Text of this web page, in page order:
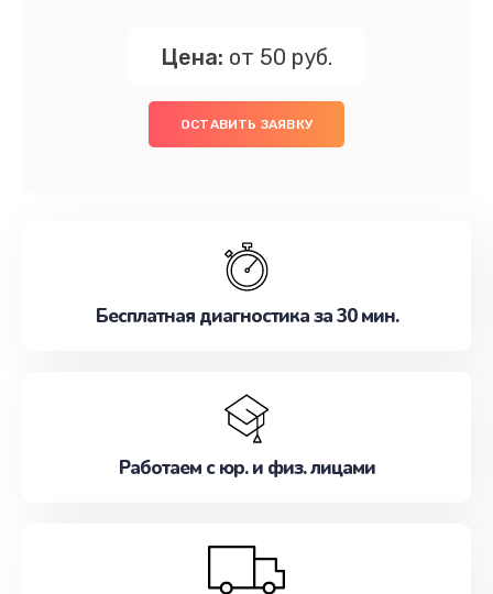
Цена: от 50 руб.
ОСТАВИТЬ ЗАЯВКУ
Бесплатная диагностика за 30 мин.
Работаем с юр. и физ. лицами